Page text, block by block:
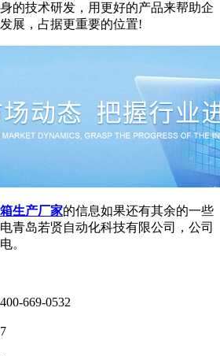
的技术研发，用更好的产品来帮助企
展，占据更重要的位置!
生产厂家的信息如果还有其余的一些
青岛若贤自动化科技有限公司，公司
。
669-0532